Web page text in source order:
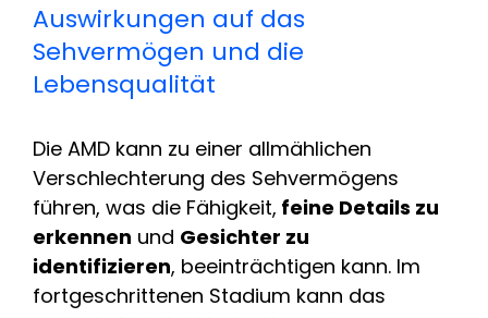
Auswirkungen auf das
Sehvermögen und die
Lebensqualität
Die AMD kann zu einer allmählichen
Verschlechterung des Sehvermögens
führen, was die Fähigkeit, feine Details zu
erkennen und Gesichter zu
identifizieren, beeinträchtigen kann. Im
fortgeschrittenen Stadium kann das